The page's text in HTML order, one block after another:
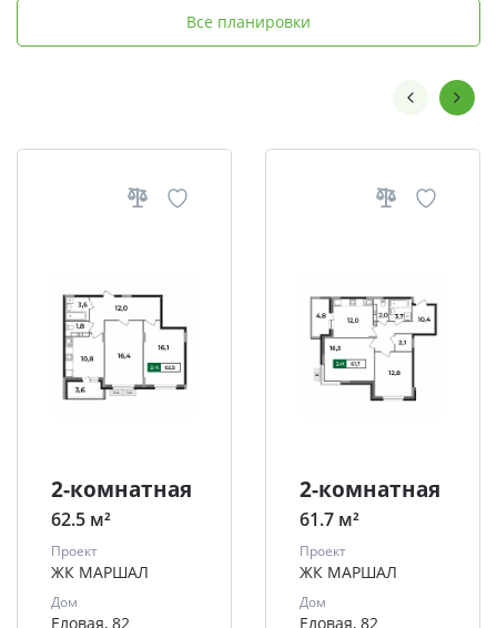
Все планировки
2-комнатная
62.5 м²
Проект
ЖК МАРШАЛ
Дом
Еловая, 82
2-комнатная
61.7 м²
Проект
ЖК МАРШАЛ
Дом
Еловая, 82